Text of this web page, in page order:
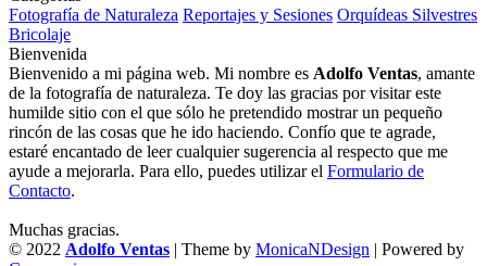
Fotografía de Naturaleza Reportajes y Sesiones Orquídeas Silvestres
Bricolaje
Bienvenida
Bienvenido a mi página web. Mi nombre es Adolfo Ventas, amante
de la fotografía de naturaleza. Te doy las gracias por visitar este
humilde sitio con el que sólo he pretendido mostrar un pequeño
rincón de las cosas que he ido haciendo. Confío que te agrade,
estaré encantado de leer cualquier sugerencia al respecto que me
ayude a mejorarla. Para ello, puedes utilizar el Formulario de
Contacto.
Muchas gracias.
© 2022 Adolfo Ventas | Theme by MonicaNDesign | Powered by